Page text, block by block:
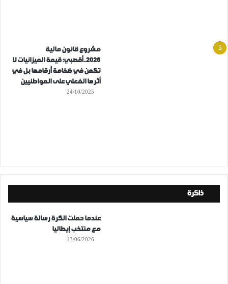
مشروع قانون مالية
2026..أقصبي: قيمة الميزانيات لا
تكمن في ضخامة أرقامها بل في
أثرها الفعلي على المواطنيين
24/10/2025
ذاكرة
عندما حملت الكرة رسالة سياسية
مع منتخب إيطاليا
13/06/2026